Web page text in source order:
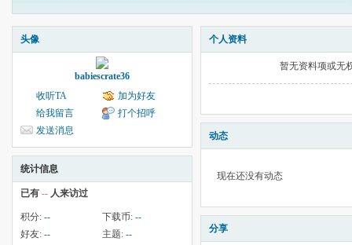
头像
babiescrate36
收听TA
加为好友
给我留言
打个招呼
发送消息
统计信息
已有 -- 人来访过
积分: -- 下载币: --
好友: -- 主题: --
个人资料
暂无资料项或无
动态
现在还没有动态
分享